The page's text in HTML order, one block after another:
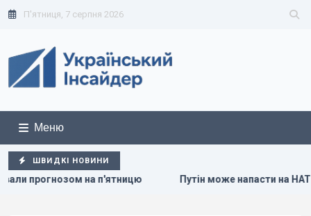
П'ятниця, 7 серпня 2026
Меню
ШВИДКІ НОВИНИ
п'ятницю Путін може напасти на НАТО вже восени: